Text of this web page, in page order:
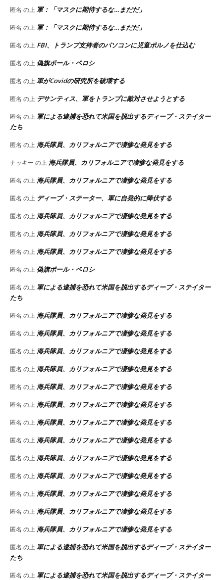
匿名 の上 軍：「マスクに期待するな…まだだ」
匿名 の上 軍：「マスクに期待するな…まだだ」
匿名 の上 FBI、トランプ支持者のパソコンに児童ポルノを仕込む
匿名 の上 偽旗ポール・ペロシ
匿名 の上 軍がCovidの研究所を破壊する
匿名 の上 デサンティス、軍をトランプに敵対させようとする
匿名 の上 軍による逮捕を恐れて米国を脱出するディープ・ステイター
たち
匿名 の上 海兵隊員、カリフォルニアで凄惨な発見をする
ナッキー の上 海兵隊員、カリフォルニアで凄惨な発見をする
匿名 の上 海兵隊員、カリフォルニアで凄惨な発見をする
匿名 の上 ディープ・ステーター、軍に自発的に降伏する
匿名 の上 海兵隊員、カリフォルニアで凄惨な発見をする
匿名 の上 海兵隊員、カリフォルニアで凄惨な発見をする
匿名 の上 海兵隊員、カリフォルニアで凄惨な発見をする
匿名 の上 偽旗ポール・ペロシ
匿名 の上 軍による逮捕を恐れて米国を脱出するディープ・ステイター
たち
匿名 の上 海兵隊員、カリフォルニアで凄惨な発見をする
匿名 の上 海兵隊員、カリフォルニアで凄惨な発見をする
匿名 の上 海兵隊員、カリフォルニアで凄惨な発見をする
匿名 の上 海兵隊員、カリフォルニアで凄惨な発見をする
匿名 の上 海兵隊員、カリフォルニアで凄惨な発見をする
匿名 の上 海兵隊員、カリフォルニアで凄惨な発見をする
匿名 の上 海兵隊員、カリフォルニアで凄惨な発見をする
匿名 の上 海兵隊員、カリフォルニアで凄惨な発見をする
匿名 の上 海兵隊員、カリフォルニアで凄惨な発見をする
匿名 の上 海兵隊員、カリフォルニアで凄惨な発見をする
匿名 の上 海兵隊員、カリフォルニアで凄惨な発見をする
匿名 の上 海兵隊員、カリフォルニアで凄惨な発見をする
匿名 の上 海兵隊員、カリフォルニアで凄惨な発見をする
匿名 の上 軍による逮捕を恐れて米国を脱出するディープ・ステイター
たち
匿名 の上 軍による逮捕を恐れて米国を脱出するディープ・ステイター